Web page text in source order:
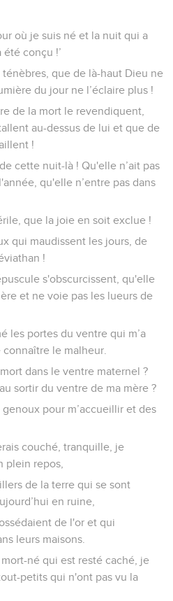
où je suis né et la nuit qui a
été conçu !’
que de là-haut Dieu ne
du jour ne l’éclaire plus !
de la mort le revendiquent,
au-dessus de lui et que de
!
cette nuit-là ! Qu'elle n’ait pas
qu'elle n’entre pas dans
que la joie en soit exclue !
qui maudissent les jours, de
!
s'obscurcissent, qu'elle
et ne voie pas les lueurs de
les portes du ventre qui m’a
le malheur.
dans le ventre maternel ?
sortir du ventre de ma mère ?
pour m’accueillir et des
couché, tranquille, je
plein repos,
de la terre qui se sont
en ruine,
de l'or et qui
leurs maisons.
né qui est resté caché, je
petits qui n'ont pas vu la